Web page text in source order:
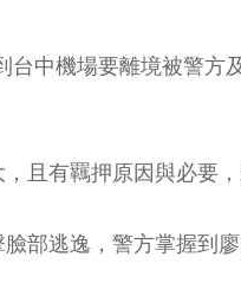
中機場要離境被警
且有羈押原因與必要，
部逃逸，警方掌握到